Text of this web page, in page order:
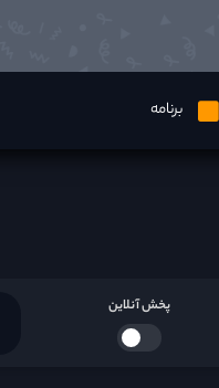
برنامه
پخش آنلاین